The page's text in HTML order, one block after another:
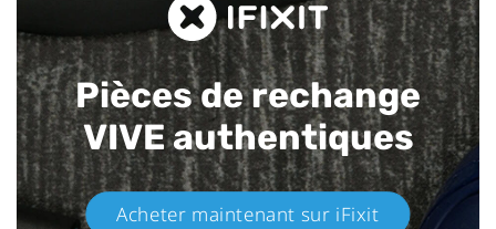
Pièces de rechange
VIVE authentiques​
Acheter maintenant sur iFixit​